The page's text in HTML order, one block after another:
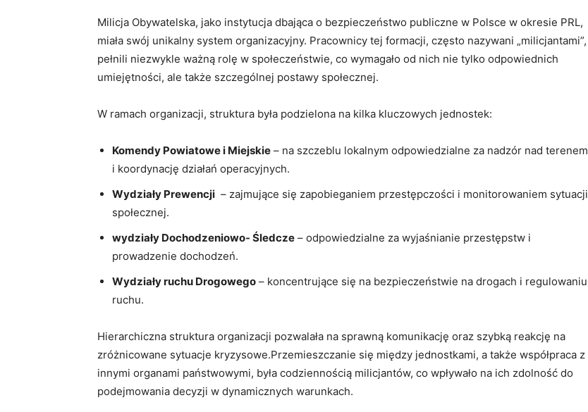
Milicja Obywatelska, jako‌ instytucja dbająca o bezpieczeństwo publiczne w Polsce‌ w okresie PRL,
⁣miała swój​ unikalny system organizacyjny. Pracownicy​ tej formacji, często nazywani ‌„milicjantami”,
​pełnili niezwykle ważną rolę w społeczeństwie, ‌co‌ wymagało od nich nie tylko ⁢odpowiednich
umiejętności, ale także szczególnej postawy społecznej.
W ramach organizacji, struktura była podzielona na ​kilka kluczowych jednostek:
Komendy Powiatowe i Miejskie – na szczeblu⁤ lokalnym odpowiedzialne‌ za nadzór nad⁣ terenem⁢
i koordynację działań operacyjnych.
Wydziały Prewencji ‌ – zajmujące​ się ⁢zapobieganiem przestępczości i monitorowaniem sytuacji
społecznej.
wydziały Dochodzeniowo- Śledcze – odpowiedzialne⁢ za wyjaśnianie przestępstw i
‍prowadzenie dochodzeń.
Wydziały ruchu ‌Drogowego – ⁣koncentrujące się na⁤ bezpieczeństwie na drogach i regulowaniu
ruchu.
Hierarchiczna struktura⁣ organizacji pozwalała na sprawną‍ komunikację oraz szybką reakcję na⁣
zróżnicowane sytuacje kryzysowe.Przemieszczanie się między⁤ jednostkami, a także współpraca z‍
innymi organami państwowymi, ​była codziennością milicjantów, co wpływało na ich zdolność do
podejmowania decyzji w ​dynamicznych warunkach.